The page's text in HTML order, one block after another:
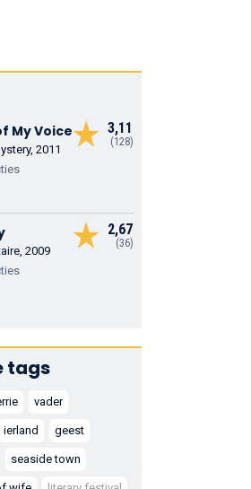
Jim Belton
3,11
(128)
My Voice
2011
2,67
(36)
2009
tags
vader
ierland geest
seaside town